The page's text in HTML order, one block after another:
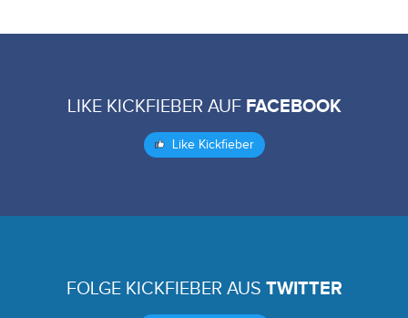
LIKE KICKFIEBER AUF FACEBOOK
Like Kickfieber
FOLGE KICKFIEBER AUS TWITTER